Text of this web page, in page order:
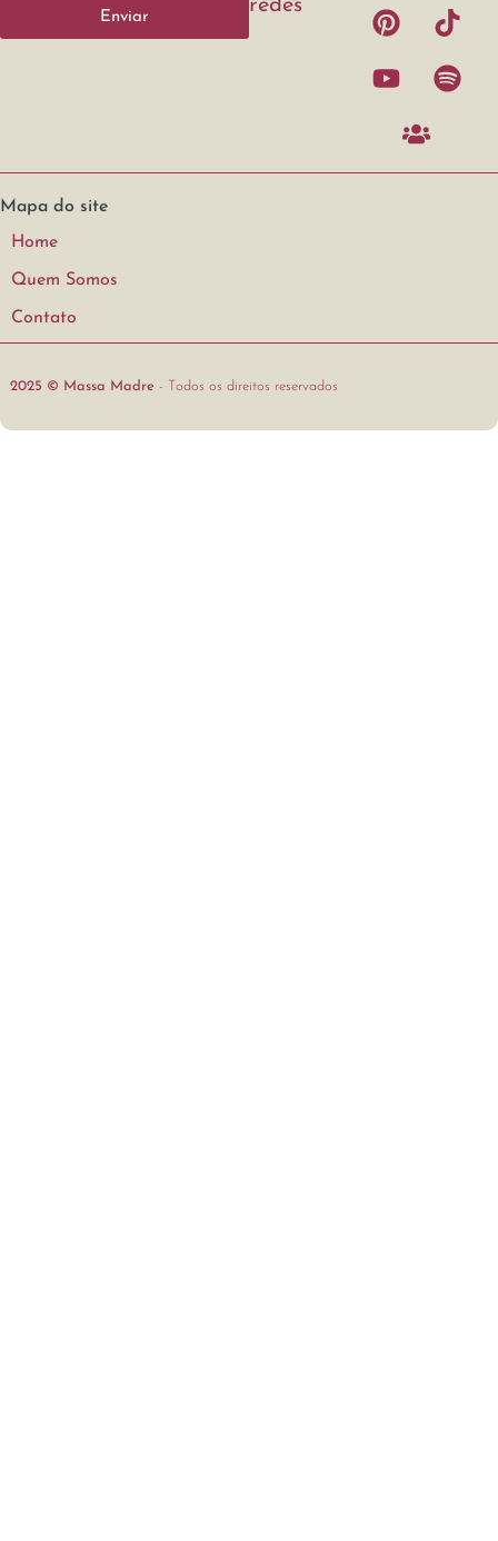
Enviar
redes
Mapa do site
Home
Quem Somos
Contato
2025 © Massa Madre - Todos os direitos reservados